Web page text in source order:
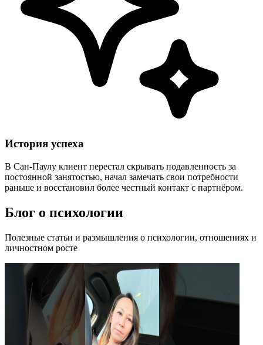
История успеха
В Сан-Паулу клиент перестал скрывать подавленность за
постоянной занятостью, начал замечать свои потребности
раньше и восстановил более честный контакт с партнёром.
Блог о психологии
Полезные статьи и размышления о психологии, отношениях и
личностном росте